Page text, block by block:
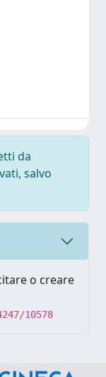
da
salvo
o creare
10578